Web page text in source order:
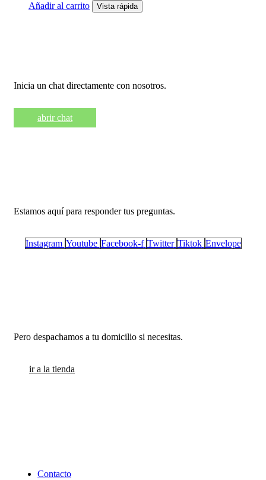
Añadir al carrito
Vista rápida
Inicia un chat directamente con nosotros.
abrir chat
Estamos aquí para responder tus preguntas.
Instagram Youtube Facebook-f Twitter Tiktok Envelope
Pero despachamos a tu domicilio si necesitas.
ir a la tienda
Contacto